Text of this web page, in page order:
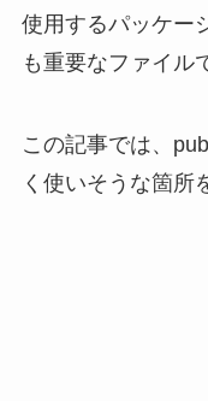
使用するパッケー
も重要なファイル
この記事では、
く使いそうな箇所